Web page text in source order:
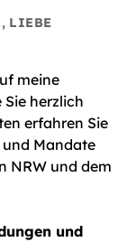
LIEBE
meine
herzlich
erfahren Sie
Mandate
NRW und dem
und